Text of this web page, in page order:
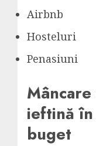
Airbnb
Hosteluri
Penasiuni
ieftină
buget